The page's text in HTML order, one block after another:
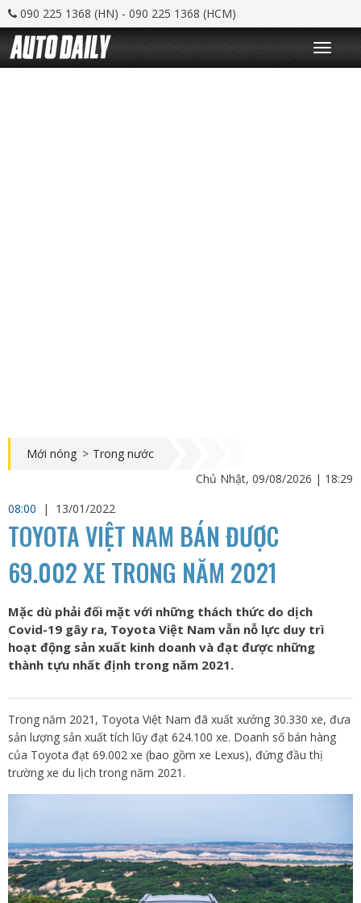
090 225 1368 (HN) - 090 225 1368 (HCM)
T
o
g
Mới nóng > Trong nước
Chủ Nhật, 09/08/2026 | 18:29
08:00
| 13/01/2022
TOYOTA VIỆT NAM BÁN ĐƯỢC
69.002 XE TRONG NĂM 2021
Mặc dù phải đối mặt với những thách thức do dịch
Covid-19 gây ra, Toyota Việt Nam vẫn nỗ lực duy trì
hoạt động sản xuất kinh doanh và đạt được những
thành tựu nhất định trong năm 2021.
Trong năm 2021, Toyota Việt Nam đã xuất xưởng 30.330 xe, đưa
sản lượng sản xuất tích lũy đạt 624.100 xe. Doanh số bán hàng
của Toyota đạt 69.002 xe (bao gồm xe Lexus), đứng đầu thị
trường xe du lịch trong năm 2021.